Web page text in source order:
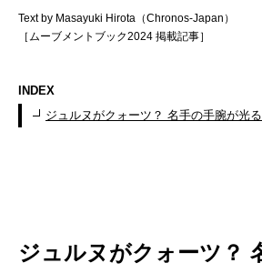
Text by Masayuki Hirota（Chronos-Japan）
［ムーブメントブック2024 掲載記事］
INDEX
ジュルヌがクォーツ？ 名手の手腕が光る
ジュルヌがクォーツ？